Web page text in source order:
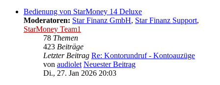
Bedienung von StarMoney 14 Deluxe
Moderatoren: Star Finanz GmbH, Star Finanz Support,
StarMoney Team1
78 Themen
423 Beiträge
Letzter Beitrag Re: Kontorundruf - Kontoauzüge
von audiolet Neuester Beitrag
Di., 27. Jan 2026 20:03